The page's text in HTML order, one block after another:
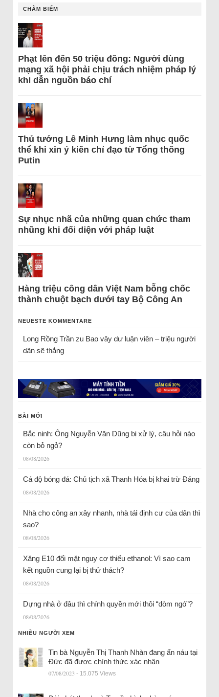
CHÂM BIẾM
Phạt lên đến 50 triệu đồng: Người dùng
mạng xã hội phải chịu trách nhiệm pháp lý
khi dẫn nguồn báo chí
Thủ tướng Lê Minh Hưng làm nhục quốc
thể khi xin ý kiến chỉ đạo từ Tổng thống
Putin
Sự nhục nhã của những quan chức tham
nhũng khi đối diện với pháp luật
Hàng triệu công dân Việt Nam bỗng chốc
thành chuột bạch dưới tay Bộ Công An
NEUESTE KOMMENTARE
Long Rồng Trầnzu Bao vây dư luận viên – triệu người
dân sẽ thắng
BÀI MỚI
Bắc ninh: Ông Nguyễn Văn Dũng bị xử lý, câu hỏi nào
còn bỏ ngỏ?
08/08/2026
Cá độ bóng đá: Chủ tịch xã Thanh Hóa bị khai trừ Đảng
08/08/2026
Nhà cho công an xây nhanh, nhà tái định cư của dân thì
sao?
08/08/2026
Xăng E10 đối mặt nguy cơ thiếu ethanol: Vì sao cam
kết nguồn cung lại bị thử thách?
08/08/2026
Dựng nhà ở đâu thì chính quyền mới thôi “dòm ngó”?
08/08/2026
NHIỀU NGƯỜI XEM
Tin bà Nguyễn Thị Thanh Nhàn đang ẩn náu tại
Đức đã được chính thức xác nhận
07/08/2023 - 15.075 Views